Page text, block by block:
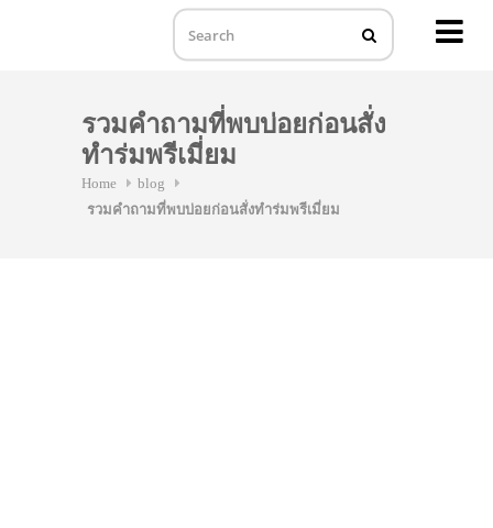
รวมคำถามที่พบบ่อยก่อนสั่ง
ทำร่มพรีเมี่ยม
Home
blog
รวมคำถามที่พบบ่อยก่อนสั่งทำร่มพรีเมี่ยม